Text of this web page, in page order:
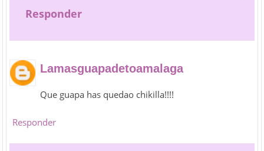
Responder
Lamasguapadetoamalaga
Que guapa has quedao chikilla!!!!
Responder